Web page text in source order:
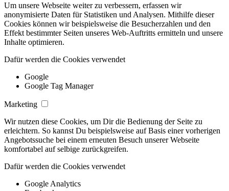
Um unsere Webseite weiter zu verbessern, erfassen wir
anonymisierte Daten für Statistiken und Analysen. Mithilfe dieser
Cookies können wir beispielsweise die Besucherzahlen und den
Effekt bestimmter Seiten unseres Web-Auftritts ermitteln und unsere
Inhalte optimieren.
Dafür werden die Cookies verwendet
Google
Google Tag Manager
Marketing
Wir nutzen diese Cookies, um Dir die Bedienung der Seite zu
erleichtern. So kannst Du beispielsweise auf Basis einer vorherigen
Angebotssuche bei einem erneuten Besuch unserer Webseite
komfortabel auf selbige zurückgreifen.
Dafür werden die Cookies verwendet
Google Analytics